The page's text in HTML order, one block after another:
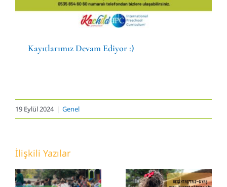
Kayıtlarımız Devam Ediyor :)
19 Eylül 2024 | Genel
İlişkili Yazılar
Doğa ve
Sanat
2-5 Yaş